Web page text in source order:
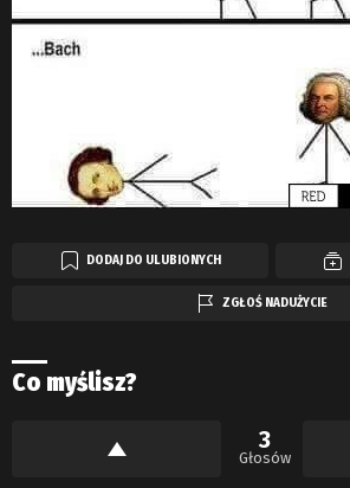
DODAJ DO ULUBIONYCH
ZGŁOŚ NADUŻYCIE
Co myślisz?
3
Głosów